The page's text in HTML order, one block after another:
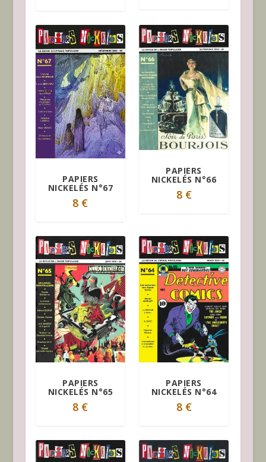
PAPIERS
NICKELÉS N°67
8 €
PAPIERS
NICKELÉS N°66
8 €
PAPIERS
NICKELÉS N°65
8 €
PAPIERS
NICKELÉS N°64
8 €